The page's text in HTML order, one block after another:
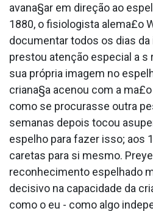
avana§ar em direção ao
1880, o fisiologista alema£o
documentar todos os dias
prestou atenção especial a s
sua própria imagem no
criana§a acenou com a
como se procurasse outra
semanas depois tocou
espelho para fazer isso; aos
caretas para si mesmo.
reconhecimento espelhado
decisivo na capacidade da
como o eu - como algo